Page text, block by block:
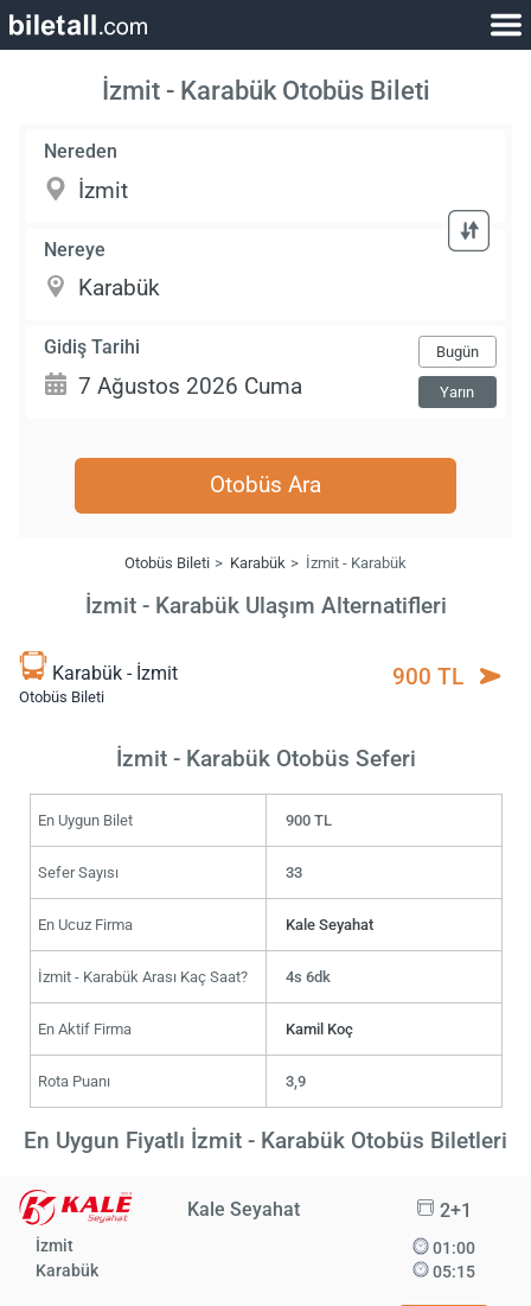
İzmit - Karabük Otobüs Bileti
Nereden
Nereye
Gidiş Tarihi Bugün
Yarın
Otobüs Ara
Otobüs Bileti Karabük İzmit - Karabük
İzmit - Karabük Ulaşım Alternatifleri
Karabük - İzmit
Otobüs Bileti
900 TL
İzmit - Karabük Otobüs Seferi
En Uygun Bilet 900 TL
Sefer Sayısı 33
En Ucuz Firma Kale Seyahat
İzmit - Karabük Arası Kaç Saat? 4s 6dk
En Aktif Firma Kamil Koç
Rota Puanı 3,9
En Uygun Fiyatlı İzmit - Karabük Otobüs Biletleri
Kale Seyahat 2+1
İzmit
Karabük
01:00
05:15